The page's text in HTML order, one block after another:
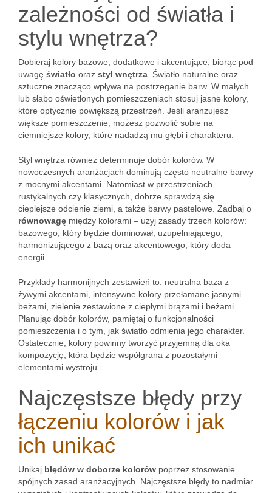
zależności od światła i
stylu wnętrza?
Dobieraj kolory bazowe, dodatkowe i akcentujące, biorąc pod
uwagę światło oraz styl wnętrza . Światło naturalne oraz
sztuczne znacząco wpływa na postrzeganie barw. W małych
lub słabo oświetlonych pomieszczeniach stosuj jasne kolory,
które optycznie powiększą przestrzeń. Jeśli aranżujesz
większe pomieszczenie, możesz pozwolić sobie na
ciemniejsze kolory, które nadadzą mu głębi i charakteru.
Styl wnętrza również determinuje dobór kolorów. W
nowoczesnych aranżacjach dominują często neutralne barwy
z mocnymi akcentami. Natomiast w przestrzeniach
rustykalnych czy klasycznych, dobrze sprawdzą się
cieplejsze odcienie ziemi, a także barwy pastelowe. Zadbaj o
równowagę między kolorami – użyj zasady trzech kolorów:
bazowego, który będzie dominował, uzupełniającego,
harmonizującego z bazą oraz akcentowego, który doda
energii.
Przykłady harmonijnych zestawień to: neutralna baza z
żywymi akcentami, intensywne kolory przełamane jasnymi
beżami, zielenie zestawione z ciepłymi brązami i beżami.
Planując dobór kolorów, pamiętaj o funkcjonalności
pomieszczenia i o tym, jak światło odmienia jego charakter.
Ostatecznie, kolory powinny tworzyć przyjemną dla oka
kompozycję, która będzie współgrana z pozostałymi
elementami wystroju.
Najczęstsze błędy przy
łączeniu kolorów i jak
ich unikać
Unikaj błędów w doborze kolorów poprzez stosowanie
spójnych zasad aranżacyjnych. Najczęstsze błędy to nadmiar